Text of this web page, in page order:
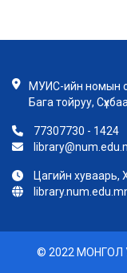
МУИС-ийн номын
Бага тойруу,
77307730 - 1424
Цагийн хуваарь,
© 2022 МОНГОЛ